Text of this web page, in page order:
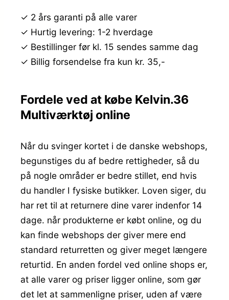
✓ 2 års garanti på alle varer
✓ Hurtig levering: 1-2 hverdage
✓ Bestillinger før kl. 15 sendes samme dag
✓ Billig forsendelse fra kun kr. 35,-
Fordele ved at købe Kelvin.36
Multiværktøj online
Når du svinger kortet i de danske webshops,
begunstiges du af bedre rettigheder, så du
på nogle områder er bedre stillet, end hvis
du handler I fysiske butikker. Loven siger, du
har ret til at returnere dine varer indenfor 14
dage. når produkterne er købt online, og du
kan finde webshops der giver mere end
standard returretten og giver meget længere
returtid. En anden fordel ved online shops er,
at alle varer og priser ligger online, som gør
det let at sammenligne priser, uden af være